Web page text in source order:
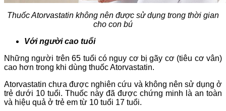
Thuốc Atorvastatin không nên được sử dụng trong thời gian
cho con bú
Với người cao tuổi
Những người trên 65 tuổi có nguy cơ bị gãy cơ (tiêu cơ vân)
cao hơn trong khi dùng thuốc Atorvastatin.
Atorvastatin chưa được nghiên cứu và không nên sử dụng ở
trẻ dưới 10 tuổi. Thuốc này đã được chứng minh là an toàn
và hiệu quả ở trẻ em từ 10 tuổi 17 tuổi.